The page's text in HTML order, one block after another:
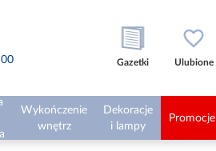
Gazetki Ulubione
Wykończenie
wnętrz
Dekoracje
i lampy
Promocje